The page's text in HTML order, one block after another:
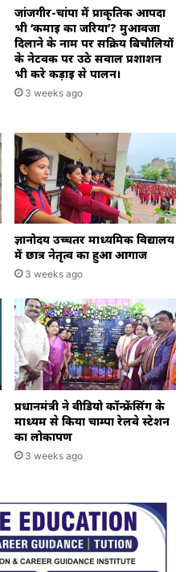
जांजगीर-चांपा में प्राकृतिक आपदा
भी ‘कमाई का जरिया’? मुआवजा
दिलाने के नाम पर सक्रिय बिचौलियों
के नेटवर्क पर उठे सवाल प्रशाशन
भी करे कड़ाई से पालन।
3 weeks ago
ज्ञानोदय उच्चतर माध्यमिक विद्यालय
में छात्र नेतृत्व का हुआ आगाज
3 weeks ago
प्रधानमंत्री ने वीडियो कॉन्फ्रेंसिंग के
माध्यम से किया चाम्पा रेलवे स्टेशन
का लोकार्पण
3 weeks ago